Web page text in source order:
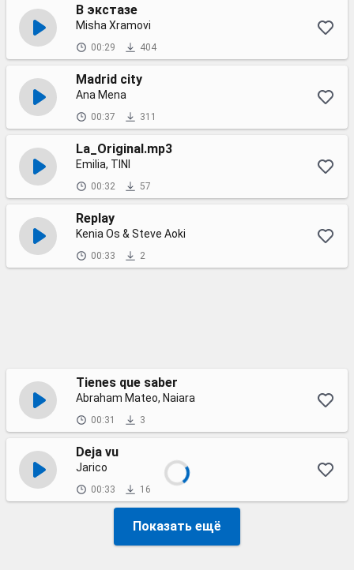
В экстазе
Misha Xramovi
00:29 404
Madrid city
Ana Mena
00:37 311
La_Original.mp3
Emilia, TINI
00:32 57
Replay
Kenia Os & Steve Aoki
00:33 2
Tienes que saber
Abraham Mateo, Naiara
00:31 3
Deja vu
Jarico
00:33 16
Показать ещё